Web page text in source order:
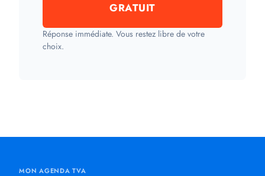
GRATUIT
Réponse immédiate. Vous restez libre de votre
choix.
MON AGENDA TVA